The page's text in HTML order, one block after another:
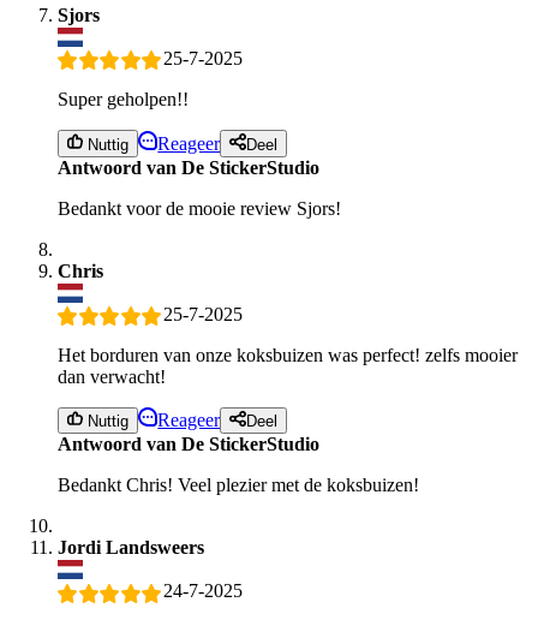
Sjors
25-7-2025
Super geholpen!!
Nuttig Reageer Deel
Antwoord van De StickerStudio
Bedankt voor de mooie review Sjors!
Chris
25-7-2025
Het borduren van onze koksbuizen was perfect! zelfs mooier
dan verwacht!
Nuttig Reageer Deel
Antwoord van De StickerStudio
Bedankt Chris! Veel plezier met de koksbuizen!
Jordi Landsweers
24-7-2025